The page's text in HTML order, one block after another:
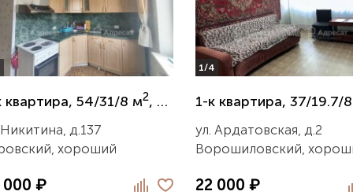
квартира, 54/31/8 м2, 9/16 эт.
д.137
хороший
000 ₽
1/4
ул. Ардатовская, д.2
Ворошиловский,
22 000 ₽